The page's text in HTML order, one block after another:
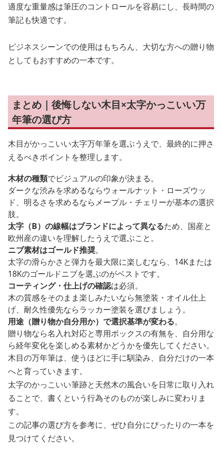
適度な重量感は筆圧のコントロールを容易にし、長時間の
筆記も快適です。
ビジネスシーンでの使用はもちろん、大切な方への贈り物
としてもおすすめの一本です。
まとめ｜後悔しない木目×太字かっこいい万
年筆の選び方
木目がかっこいい太字万年筆を選ぶうえで、最終的に押さ
えるべきポイントを整理します。
木材の種類でビジュアルの印象が決まる。
ダークな渋みを求めるならウォールナット・ローズウッ
ド、明るさを求めるならメープル・チェリーが基本の選択
肢。
太字（B）の線幅はブランドによって異なるため、国産と
欧州産の違いを理解したうえで選ぶこと。
ニブ素材はゴールド推奨。
太字の滑らかさと弾力を最大限に楽しむなら、14Kまたは
18Kのゴールドニブを選ぶのがベストです。
コーティング・仕上げの確認は必須。
木の質感をそのまま楽しみたいなら無塗装・オイル仕上
げ、耐久性優先ならラッカー塗装を選びましょう。
用途（贈り物か自分用か）で選択基準が変わる。
贈り物なら名入れ対応と専用ボックスの有無を、自分用な
ら経年変化を楽しめる素材かどうかを優先してください。
木目の万年筆は、使うほどに手に馴染み、自分だけの一本
へと育っていきます。
太字のかっこいい筆跡と天然木の風合いを日常に取り入れ
ることで、書くという行為そのものが楽しみに変わりま
す。
この記事の選び方を参考に、ぜひ自分にぴったりの一本を
見つけてください。